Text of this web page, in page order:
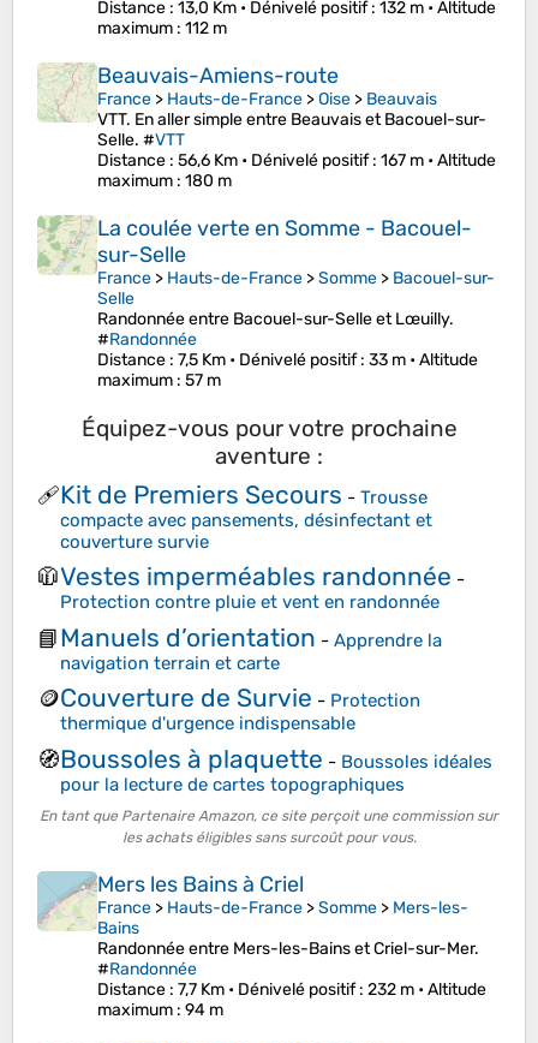
Distance : 13,0 Km • Dénivelé positif: 132 m •Altitude
maximum : 112 m
Beauvais-Amiens-route
France > Hauts-de-France >Oise > Beauvais
VTT. En aller simple entre Beauvais et Bacouel-sur-
Selle. #VTT
Distance : 56,6 Km • Dénivelé positif: 167 m •Altitude
maximum : 180 m
La coulée verte en Somme - Bacouel-
sur-Selle
France > Hauts-de-France >Somme > Bacouel-sur-
Selle
Randonnée entre Bacouel-sur-Selle et Lœuilly.
#Randonnée
Distance : 7,5 Km • Dénivelé positif: 33 m •Altitude
maximum : 57 m
Équipez-vous pour votre prochaine
aventure :
🩹Kit de Premiers Secours - Trousse
compacte avec pansements, désinfectant et
couverture survie
🧥Vestes imperméables randonnée -
Protection contre pluie et vent en randonnée
📘Manuels d’orientation - Apprendre la
navigation terrain et carte
🪙Couverture de Survie - Protection
thermique d'urgence indispensable
🧭Boussoles à plaquette - Boussoles idéales
pour la lecture de cartes topographiques
En tant que Partenaire Amazon, ce site perçoit une commission sur
les achats éligibles sans surcoût pour vous.
Mers les Bains à Criel
France > Hauts-de-France >Somme > Mers-les-
Bains
Randonnée entre Mers-les-Bains et Criel-sur-Mer.
#Randonnée
Distance : 7,7 Km • Dénivelé positif: 232 m •Altitude
maximum : 94 m